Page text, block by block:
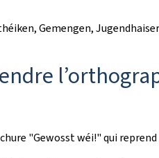
Gemengen,
"Gewosst wéi!" qui